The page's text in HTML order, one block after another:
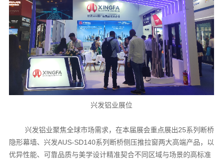
兴发铝业展位
兴发铝业聚焦全球市场需求，在本届展会重点展出25系列断桥
隐形幕墙、兴发AUS-SD140系列断桥侧压推拉窗两大高端产品，以
优异性能、可靠品质与美学设计精准契合不同区域与场景的高标准